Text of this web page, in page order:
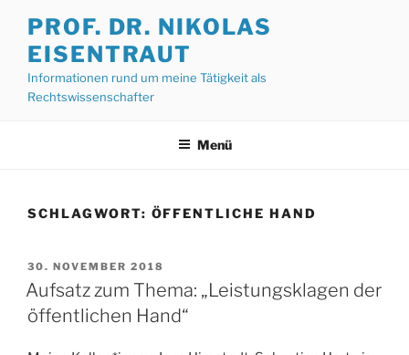
Inhalt
springen
PROF. DR. NIKOLAS
EISENTRAUT
Informationen rund um meine Tätigkeit als
Rechtswissenschafter
Menü
SCHLAGWORT: ÖFFENTLICHE HAND
VERÖFFENTLICHT
AM
30. NOVEMBER 2018
Aufsatz zum Thema: „Leistungsklagen der
öffentlichen Hand“